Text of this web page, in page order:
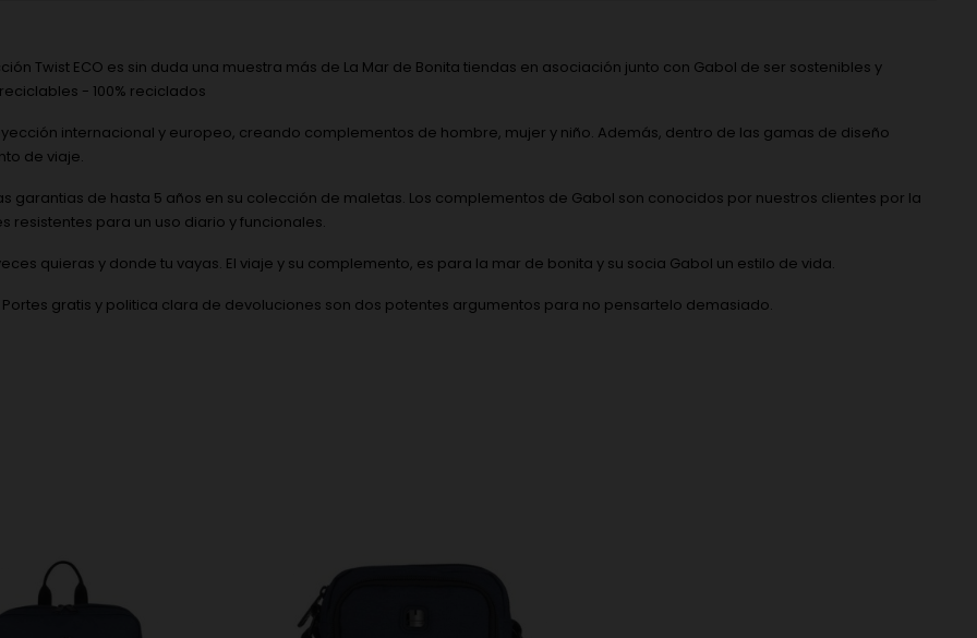
Twist ECO es sin duda una muestra más de La Mar de Bonita tiendas en asociación junto con Gabol de ser sostenibles y
- 100% reciclados
internacional y europeo, creando complementos de hombre, mujer y niño. Además, dentro de las gamas de diseño
de viaje.
garantias de hasta 5 años en su colección de maletas. Los complementos de Gabol son conocidos por nuestros clientes por la
para un uso diario y funcionales.
quieras y donde tu vayas. El viaje y su complemento, es para la mar de bonita y su socia Gabol un estilo de vida.
gratis y politica clara de devoluciones son dos potentes argumentos para no pensartelo demasiado.